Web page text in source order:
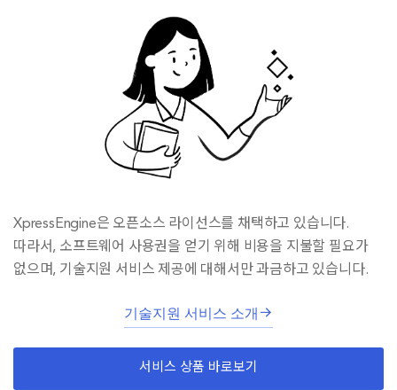
XpressEngine은 오픈소스 라이선스를 채택하고 있습니다.
따라서, 소프트웨어 사용권을 얻기 위해 비용을 지불할 필요가
없으며, 기술지원 서비스 제공에 대해서만 과금하고 있습니다.
기술지원 서비스 소개
서비스 상품 바로보기